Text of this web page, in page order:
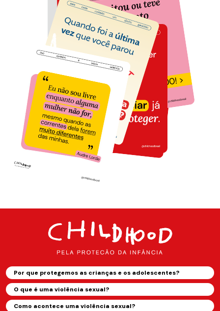
Por que protegemos as crianças e os adolescentes?
O que é uma violência sexual?
Como acontece uma violência sexual?